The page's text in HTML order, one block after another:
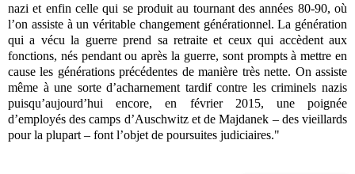
nazi et enfin celle qui se produit au tournant des années 80-90, où
l’on assiste à un véritable changement générationnel. La génération
qui a vécu la guerre prend sa retraite et ceux qui accèdent aux
fonctions, nés pendant ou après la guerre, sont prompts à mettre en
cause les générations précédentes de manière très nette. On assiste
même à une sorte d’acharnement tardif contre les criminels nazis
puisqu’aujourd’hui encore, en février 2015, une poignée
d’employés des camps d’Auschwitz et de Majdanek – des vieillards
pour la plupart – font l’objet de poursuites judiciaires."